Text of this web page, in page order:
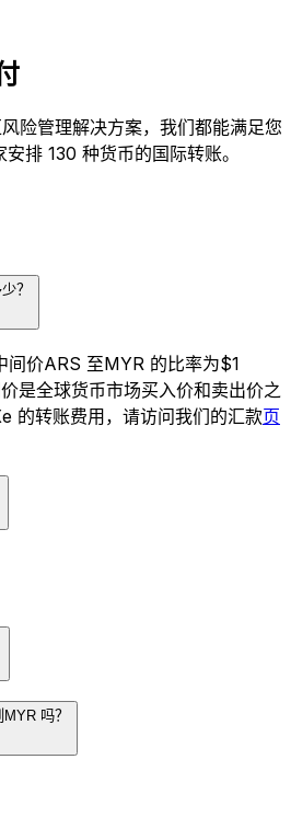
险管理解决方案，我们都能满足您
排 130 种货币的国际转账。
？
价ARS 至MYR 的比率为$1
是全球货币市场买入价和卖出价之
的转账费用，请访问我们的汇款页
吗？